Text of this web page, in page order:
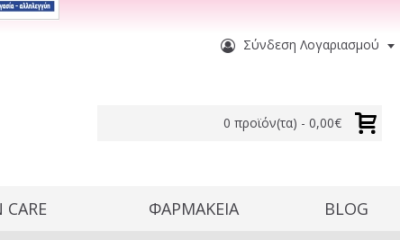
Σύνδεση Λογαριασμού
0 προϊόν(τα) - 0,00€
CARE ΦΑΡΜΑΚΕΙΑ BLOG